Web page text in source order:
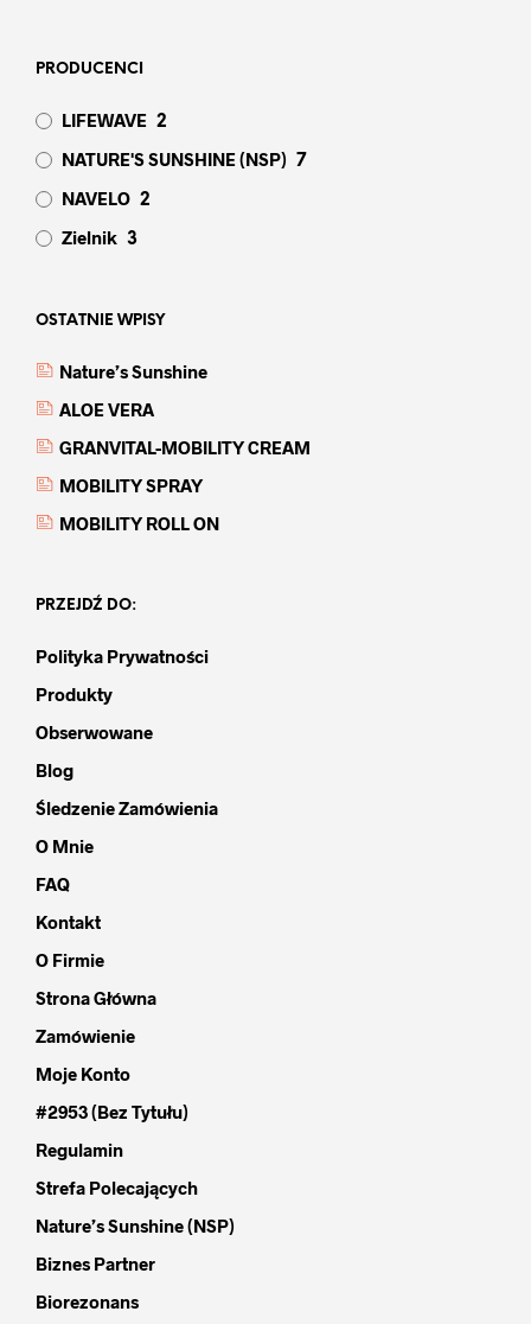
PRODUCENCI
LIFEWAVE 2
NATURE'S SUNSHINE (NSP) 7
NAVELO 2
Zielnik 3
OSTATNIE WPISY
Nature’s Sunshine
ALOE VERA
GRANVITAL-MOBILITY CREAM
MOBILITY SPRAY
MOBILITY ROLL ON
PRZEJDŹ DO:
Polityka Prywatności
Produkty
Obserwowane
Blog
Śledzenie Zamówienia
O Mnie
FAQ
Kontakt
O Firmie
Strona Główna
Zamówienie
Moje Konto
#2953 (bez Tytułu)
Regulamin
Strefa Polecających
Nature’s Sunshine (NSP)
Biznes Partner
Biorezonans